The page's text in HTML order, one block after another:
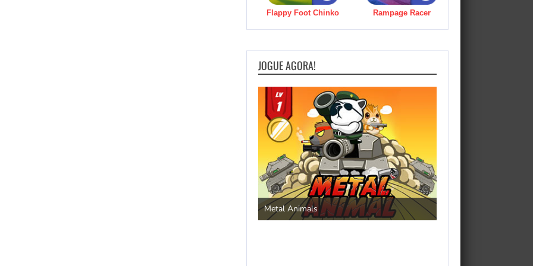
Flappy Foot Chinko Rampage Racer
JOGUE AGORA!
Metal Animals